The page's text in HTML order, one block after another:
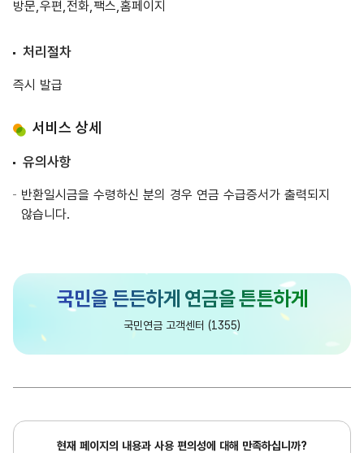
방문,우편,전화,팩스,홈페이지
처리절차
즉시 발급
서비스 상세
유의사항
반환일시금을 수령하신 분의 경우 연금 수급증서가 출력되지
않습니다.
국민연금 고객센터 (1355)
현재 페이지의 내용과 사용 편의성에 대해 만족하십니까?